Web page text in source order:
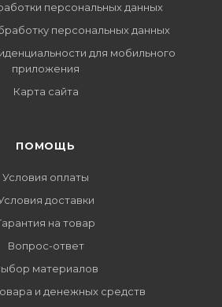
персональных данных
персональных данных
для мобильного
приложения
Карта сайта
ПОМОЩЬ
Условия оплаты
доставки
на товар
Вопрос-ответ
материалов
и денежных средств